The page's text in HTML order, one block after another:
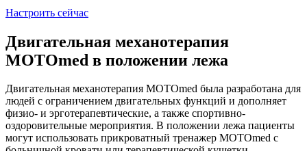
Настроить сейчас
Двигательная механотерапия
MOTOmed в положении лежа
Двигательная механотерапия MOTOmed была разработана для
людей с ограничением двигательных функций и дополняет
физио- и эрготерапевтические, а также спортивно-
оздоровительные мероприятия. В положении лежа пациенты
могут использовать прикроватный тренажер MOTOmed с